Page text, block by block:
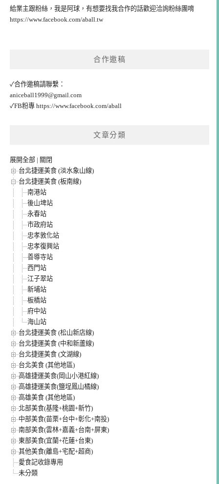
給業主跟粉絲，我是阿球，有想要找我合作的話歡迎洽詢粉絲團唷
https://www.facebook.com/aball.tw
合作邀稿
✓合作邀稿請聯繫：
aniceball1999@gmail.com
✓FB粉專 https://www.facebook.com/aball
文章分類
展開全部 | 關閉
台北捷運美食 (淡水象山線)
台北捷運美食 (板南線)
南港站
後山埤站
永春站
市政府站
忠孝敦化站
忠孝復興站
善導寺站
西門站
江子翠站
新埔站
板橋站
府中站
海山站
台北捷運美食 (松山新店線)
台北捷運美食 (中和新蘆線)
台北捷運美食 (文湖線)
台北美食 (其他地區)
高雄捷運美食(岡山小港紅線)
高雄捷運美食(鹽埕鳳山橘線)
高雄美食 (其他地區)
北部美食(基隆+桃園+新竹)
中部美食(苗栗+台中+彰化+南投)
南部美食(雲林+嘉義+台南+屏東)
東部美食(宜蘭+花蓮+台東)
其他美食(離島+宅配+超商)
愛食記收錄專用
未分類